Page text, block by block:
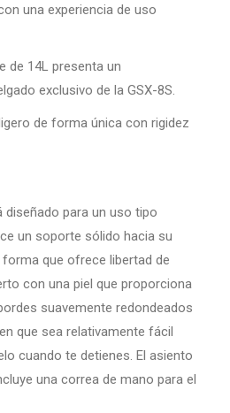
una experiencia de uso
de 14L presenta un
exclusivo de la GSX-8S.
de forma única con rigidez
diseñado para un uso tipo
un soporte sólido hacia su
que ofrece libertad de
con una piel que proporciona
suavemente redondeados
que sea relativamente fácil
cuando te detienes. El asiento
una correa de mano para el